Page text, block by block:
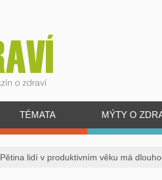
TÉMATA MÝTY O
Pětina lidí v produktivním věku má